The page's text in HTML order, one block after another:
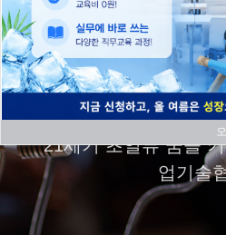
교육
21세기 초일류 꿈을
업기술